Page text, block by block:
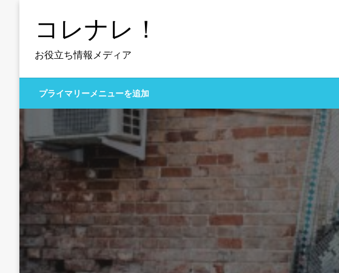
コレナレ！
お役立ち情報メディア
プライマリーメニューを追加